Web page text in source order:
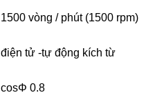
1500 vòng / phút (1500 rpm)
điện tử -tự động kích từ
cosΦ 0.8